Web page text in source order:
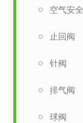
空气安
止回阀
针阀
排气阀
球阀